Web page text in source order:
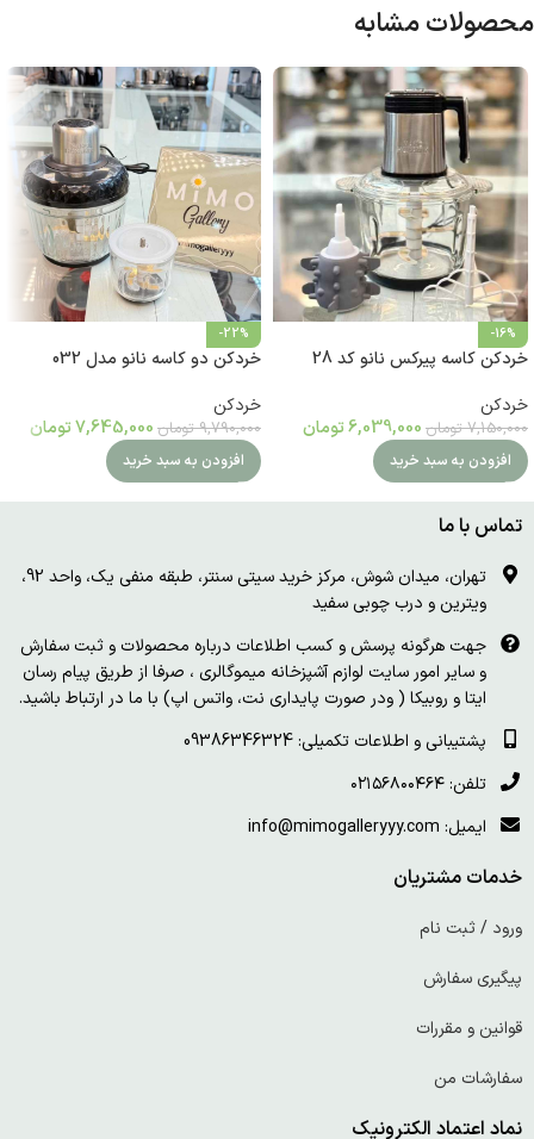
محصولات مشابه
-16%
خردکن کاسه پیرکس نانو کد 28
خردکن
7,150,000 تومان 6,039,000تومان
افزودن به سبد خرید
-22%
خردکن دو کاسه نانو مدل 032
خردکن
9,790,000 تومان 7,645,000تومان
افزودن به سبد خرید
تماس با ما
تهران، میدان شوش، مرکز خرید سیتی سنتر، طبقه منفی یک، واحد 92،
ویترین و درب چوبی سفید
جهت هرگونه پرسش و کسب اطلاعات درباره محصولات و ثبت سفارش
و سایر امور سایت لوازم آشپزخانه میموگالری ، صرفا از طریق پیام رسان
ایتا و روبیکا ( ودر صورت پایداری نت، واتس اپ) با ما در ارتباط باشید.
پشتیبانی و اطلاعات تکمیلی: 09386346324
تلفن: ۰۲۱۵۶۸۰۰۴۶۴
ایمیل: info@mimogalleryyy.com
خدمات مشتریان
ورود / ثبت نام
پیگیری سفارش
قوانین و مقررات
سفارشات من
نماد اعتماد الکترونیک